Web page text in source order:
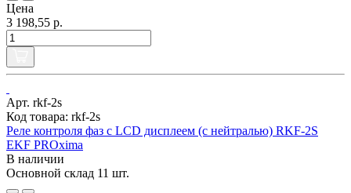
Цена
3 198,55 р.
Арт. rkf-2s
Код товара: rkf-2s
Реле контроля фаз с LCD дисплеем (с нейтралью) RKF-2S
EKF PROxima
В наличии
Основной склад 11 шт.